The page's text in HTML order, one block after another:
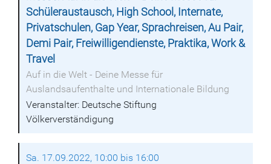
Schüleraustausch, High School, Internate,
Privatschulen, Gap Year, Sprachreisen, Au Pair,
Demi Pair, Freiwilligendienste, Praktika, Work &
Travel
Auf in die Welt - Deine Messe für
Auslandsaufenthalte und Internationale Bildung
Veranstalter: Deutsche Stiftung
Völkerverständigung
Sa. 17.09.2022, 10:00 bis 16:00